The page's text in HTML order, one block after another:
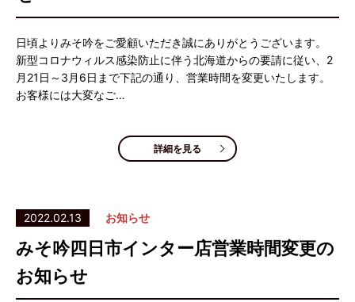
日頃よりみそ吟をご愛顧いただき誠にありがとうございます。
新型コロナウィルス感染防止に伴う北海道からの要請に従い、2
月21日～3月6日まで下記の通り、営業時間を変更いたします。
お客様には大変なご…
詳細を見る
2022.02.13 お知らせ
みそ吟四日市インター店営業時間変更の
お知らせ